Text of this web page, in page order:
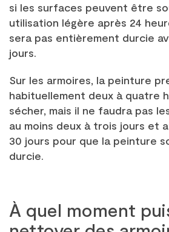
si les surfaces peuvent être
utilisation légère après 24
sera pas entièrement durcie
jours.
Sur les armoires, la peinture
habituellement deux à quatre
sécher, mais il ne faudra pas
au moins deux à trois jours et
30 jours pour que la peinture
durcie.
À quel moment